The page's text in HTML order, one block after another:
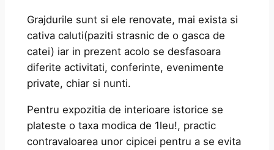
Grajdurile sunt si ele renovate, mai exista si
cativa caluti(paziti strasnic de o gasca de
catei) iar in prezent acolo se desfasoara
diferite activitati, conferinte, evenimente
private, chiar si nunti.
Pentru expozitia de interioare istorice se
plateste o taxa modica de 1leu!, practic
contravaloarea unor cipicei pentru a se evita